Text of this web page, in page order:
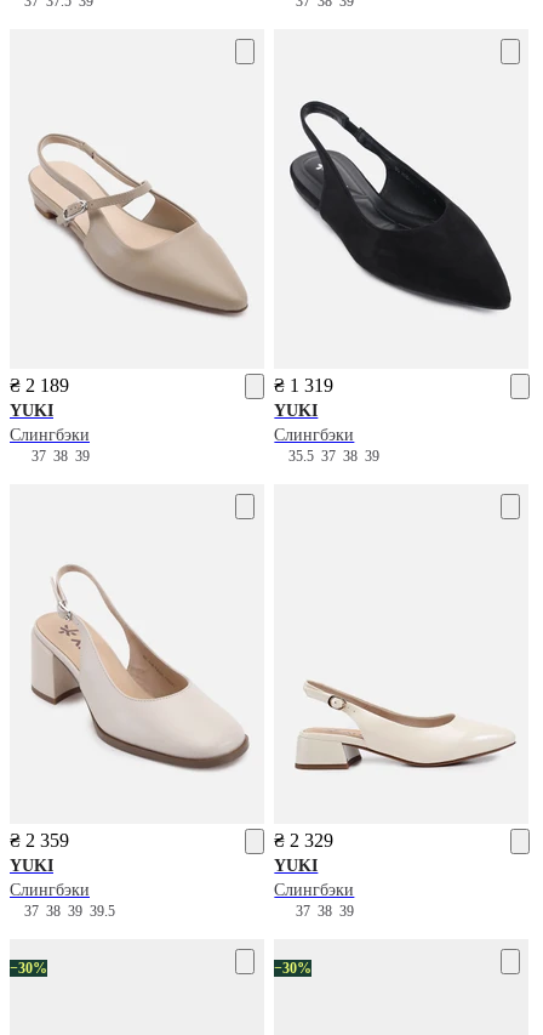
₴ 2 189
YUKI
Слингбэки
37 38 39
₴ 1 319
YUKI
Слингбэки
35.5373839
₴ 2 359
YUKI
Слингбэки
37 38 39 39.5
₴ 2 329
YUKI
Слингбэки
373839
−30% −30%